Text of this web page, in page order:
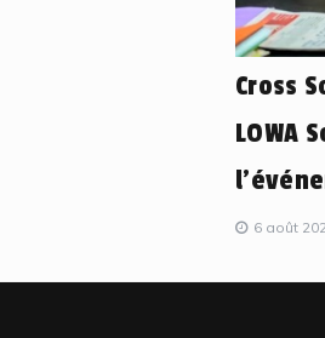
Cross
LOWA
6 août